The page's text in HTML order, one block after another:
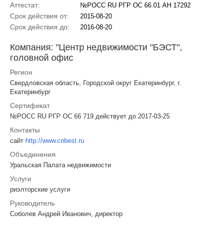
Аттестат: №РОСС RU РГР ОС 66.01 АН 17292
Срок действия от: 2015-08-20
Срок действия до: 2016-08-20
Компания: "Центр недвижимости "БЭСТ",
головной офис
Регион
Свердловская область, Городской округ Екатеринбург, г.
Екатеринбург
Сертификат
№РОСС RU РГР ОС 66 719 действует до 2017-03-25
Контакты
сайт http://www.cnbest.ru
Объединения
Уральская Палата недвижимости
Услуги
риэлторские услуги
Руководитель
Соболев Андрей Иванович, директор